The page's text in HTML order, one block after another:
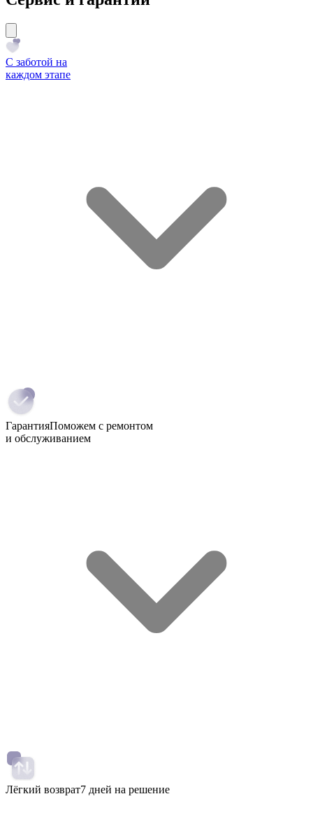
С заботой на
каждом этапе
ГарантияПоможем с ремонтом
и обслуживанием
Лёгкий возврат7 дней на решение